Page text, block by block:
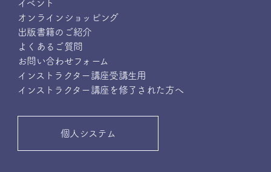
イベント
オンラインショッピング
出版書籍のご紹介
よくあるご質問
お問い合わせフォーム
インストラクター講座受講生用
インストラクター講座を修了された方へ
個人システム